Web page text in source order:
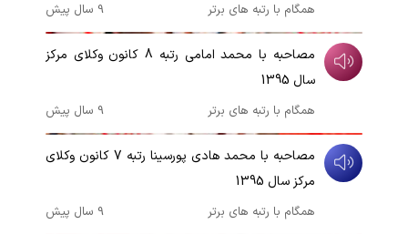
همگام با رتبه های برتر 9 سال پیش 00:04:32
مصاحبه با محمد امامی رتبه 8 کانون وکلای مرکز
سال 1395
همگام با رتبه های برتر 9 سال پیش 00:07:14
مصاحبه با محمد هادی پورسینا رتبه 7 کانون وکلای
مرکز سال 1395
همگام با رتبه های برتر 9 سال پیش 00:06:29